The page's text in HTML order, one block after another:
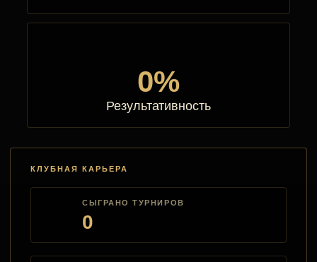
0%
Результативность
КЛУБНАЯ КАРЬЕРА
СЫГРАНО ТУРНИРОВ
0